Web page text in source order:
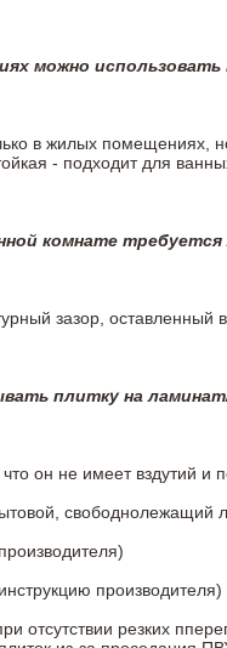
можно
в жилых помещениях,
- подходит для
комнате
зазор,
плитку на
он не имеет вздутий
свободнолежащий
производителя)
отсутствии резких